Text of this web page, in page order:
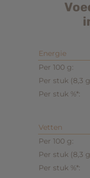
Energie
Vetten